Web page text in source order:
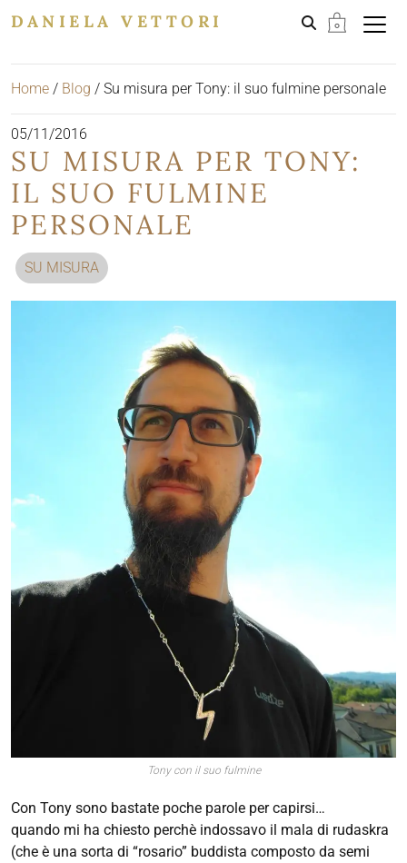
DANIELA VETTORI
Home / Blog / Su misura per Tony: il suo fulmine personale
05/11/2016
SU MISURA PER TONY:
IL SUO FULMINE
PERSONALE
SU MISURA
Tony con il suo fulmine
Con Tony sono bastate poche parole per capirsi…
quando mi ha chiesto perchè indossavo il mala di rudaskra
(che è una sorta di “rosario” buddista composto da semi